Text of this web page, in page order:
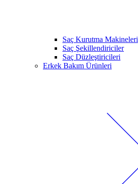
Saç Kurutma Makineleri
Saç Şekillendiriciler
Saç Düzleştiricileri
Erkek Bakım Ürünleri